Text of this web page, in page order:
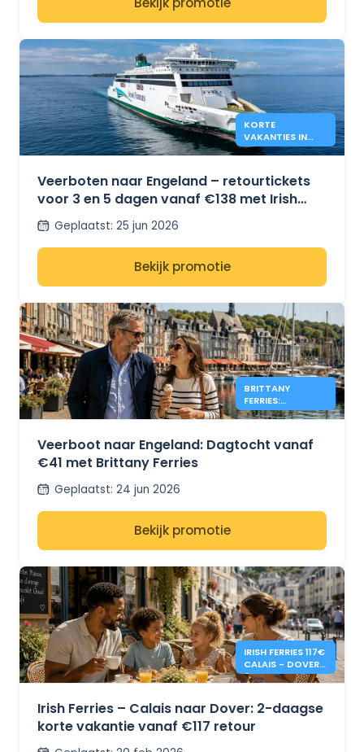
KORTE
VAKANTIES IN
ENGELAND MET
Veerboten naar Engeland – retourtickets
voor 3 en 5 dagen vanaf €138 met Irish
Ferries
Geplaatst: 25 jun 2026
Bekijk promotie
BRITTANY
FERRIES:
DAGTRIPS NAAR
€41
Veerboot naar Engeland: Dagtocht vanaf
€41 met Brittany Ferries
Geplaatst: 24 jun 2026
Bekijk promotie
IRISH FERRIES 117€
CALAIS - DOVER
2-DAAGSE
Irish Ferries – Calais naar Dover: 2-daagse
korte vakantie vanaf €117 retour